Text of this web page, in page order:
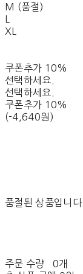
M (품절)
XL
쿠폰추가 10%
선택하세요.
선택하세요.
쿠폰추가 10%
(-4,640원)
품절된 상품입니다.
주문 수량
0개